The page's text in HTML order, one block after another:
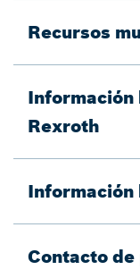
Recursos
Información
Rexroth
Información
Contacto de